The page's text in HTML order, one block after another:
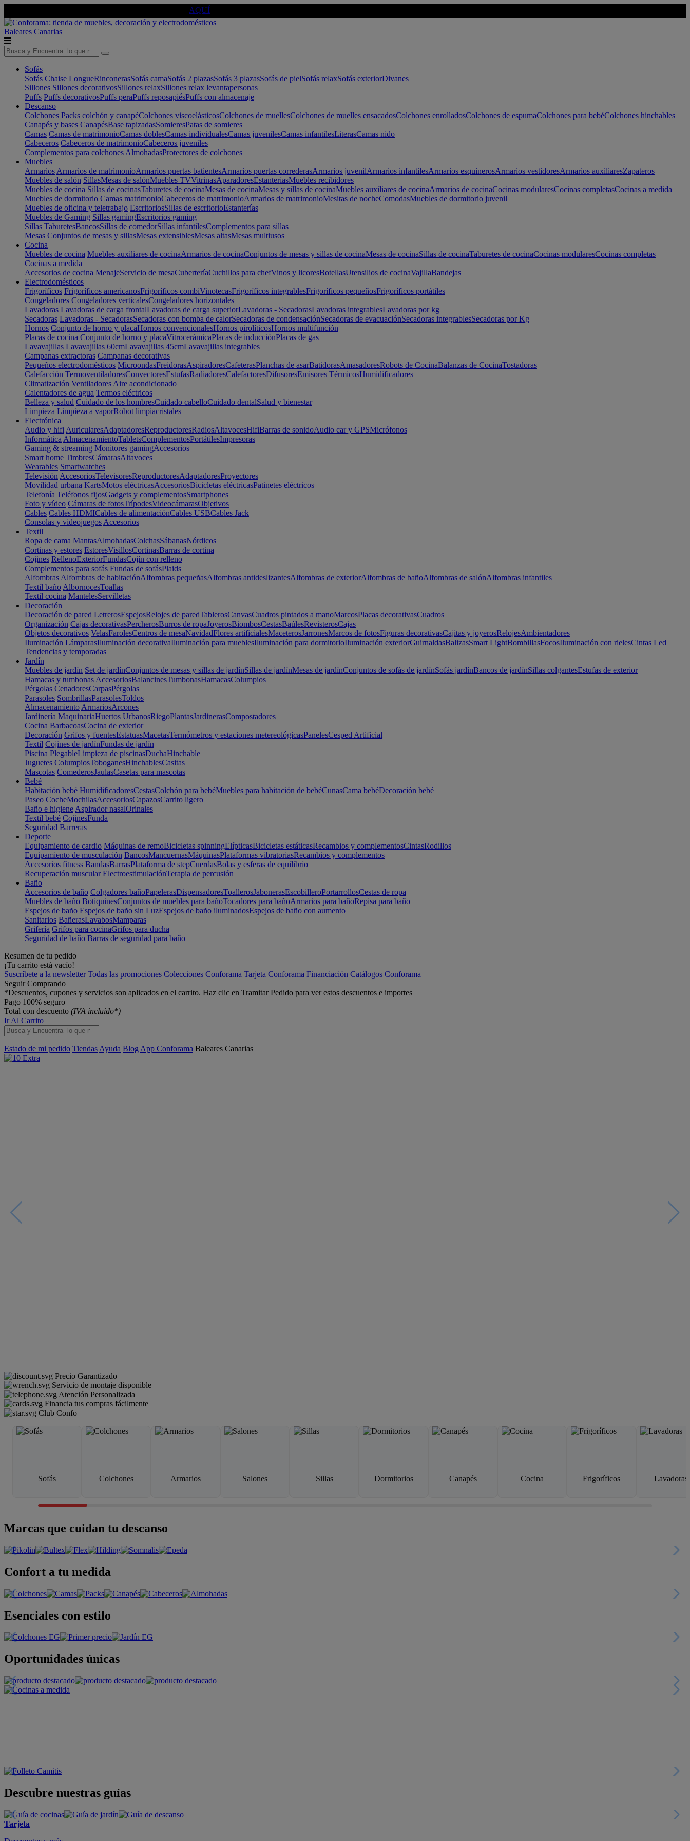
AQUÍ
Baleares Canarias
Sofás
Sofás Chaise LongueRinconerasSofás camaSofás 2 plazasSofás 3 plazasSofás de pielSofás relaxSofás exteriorDivanes
Sillones Sillones decorativosSillones relaxSillones relax levantapersonas
Puffs Puffs decorativosPuffs peraPuffs reposapiésPuffs con almacenaje
Descanso
Colchones Packs colchón y canapéColchones viscoelásticosColchones de muellesColchones de muelles ensacadosColchones enrolladosColchones de espumaColchones para bebéColchones hinchables
Canapés y bases CanapésBase tapizadasSomieresPatas de somieres
Camas Camas de matrimonioCamas doblesCamas individualesCamas juvenilesCamas infantilesLiterasCamas nido
Cabeceros Cabeceros de matrimonioCabeceros juveniles
Complementos para colchones AlmohadasProtectores de colchones
Muebles
Armarios Armarios de matrimonioArmarios puertas batientesArmarios puertas correderasArmarios juvenilArmarios infantilesArmarios esquinerosArmarios vestidoresArmarios auxiliaresZapateros
Muebles de salón SillasMesas de salónMuebles TVVitrinasAparadoresEstanteriasMuebles recibidores
Muebles de cocina Sillas de cocinasTaburetes de cocinaMesas de cocinaMesas y sillas de cocinaMuebles auxiliares de cocinaArmarios de cocinaCocinas modularesCocinas completasCocinas a medida
Muebles de dormitorio Camas matrimonioCabeceros de matrimonioArmarios de matrimonioMesitas de nocheComodasMuebles de dormitorio juvenil
Muebles de oficina y teletrabajo EscritoriosSillas de escritorioEstanterías
Muebles de Gaming Sillas gamingEscritorios gaming
Sillas TaburetesBancosSillas de comedorSillas infantilesComplementos para sillas
Mesas Conjuntos de mesas y sillasMesas extensiblesMesas altasMesas multiusos
Cocina
Muebles de cocina Muebles auxiliares de cocinaArmarios de cocinaConjuntos de mesas y sillas de cocinaMesas de cocinaSillas de cocinaTaburetes de cocinaCocinas modularesCocinas completas
Cocinas a medida
Accesorios de cocina MenajeServicio de mesaCuberteríaCuchillos para chefVinos y licoresBotellasUtensilios de cocinaVajillaBandejas
Electrodomésticos
Frigoríficos Frigoríficos americanosFrigoríficos combiVinotecasFrigoríficos integrablesFrigoríficos pequeñosFrigoríficos portátiles
Congeladores Congeladores verticalesCongeladores horizontales
Lavadoras Lavadoras de carga frontalLavadoras de carga superiorLavadoras - SecadorasLavadoras integrablesLavadoras por kg
Secadoras Lavadoras - SecadorasSecadoras con bomba de calorSecadoras de condensaciónSecadoras de evacuaciónSecadoras integrablesSecadoras por Kg
Hornos Conjunto de horno y placaHornos convencionalesHornos pirolíticosHornos multifunción
Placas de cocina Conjunto de horno y placaVitrocerámicaPlacas de inducciónPlacas de gas
Lavavajillas Lavavajillas 60cmLavavajillas 45cmLavavajillas integrables
Campanas extractoras Campanas decorativas
Pequeños electrodomésticos MicroondasFreidorasAspiradoresCafeterasPlanchas de asarBatidorasAmasadoresRobots de CocinaBalanzas de CocinaTostadoras
Calefacción TermoventiladoresConvectoresEstufasRadiadoresCalefactoresDifusoresEmisores TérmicosHumidificadores
Climatización Ventiladores Aire acondicionado
Calentadores de agua Termos eléctricos
Belleza y salud Cuidado de los hombresCuidado cabelloCuidado dentalSalud y bienestar
Limpieza Limpieza a vaporRobot limpiacristales
Electrónica
Audio y hifi AuricularesAdaptadoresReproductoresRadiosAltavocesHifiBarras de sonidoAudio car y GPSMicrófonos
Informática AlmacenamientoTabletsComplementosPortátilesImpresoras
Gaming & streaming Monitores gamingAccesorios
Smart home TimbresCámarasAltavoces
Wearables Smartwatches
Televisión AccesoriosTelevisoresReproductoresAdaptadoresProyectores
Movilidad urbana KartsMotos eléctricasAccesoriosBicicletas eléctricasPatinetes eléctricos
Telefonía Teléfonos fijosGadgets y complementosSmartphones
Foto y vídeo Cámaras de fotosTrípodesVideocámarasObjetivos
Cables Cables HDMICables de alimentaciónCables USBCables Jack
Consolas y videojuegos Accesorios
Textil
Ropa de cama MantasAlmohadasColchasSábanasNórdicos
Cortinas y estores EstoresVisillosCortinasBarras de cortina
Cojines RellenoExteriorFundasCojín con relleno
Complementos para sofás Fundas de sofásPlaids
Alfombras Alfombras de habitaciónAlfombras pequeñasAlfombras antideslizantesAlfombras de exteriorAlfombras de bañoAlfombras de salónAlfombras infantiles
Textil baño AlbornocesToallas
Textil cocina MantelesServilletas
Decoración
Decoración de pared LetrerosEspejosRelojes de paredTablerosCanvasCuadros pintados a manoMarcosPlacas decorativasCuadros
Organización Cajas decorativasPercherosBurros de ropaJoyerosBiombosCestasBaúlesRevisterosCajas
Objetos decorativos VelasFarolesCentros de mesaNavidadFlores artificialesMaceterosJarronesMarcos de fotosFiguras decorativasCajitas y joyerosRelojesAmbientadores
Iluminación LámparasIluminación decorativaIluminación para mueblesIluminación para dormitorioIluminación exteriorGuirnaldasBalizasSmart LightBombillasFocosIluminación con rielesCintas Led
Tendencias y temporadas
Jardín
Muebles de jardín Set de jardínConjuntos de mesas y sillas de jardínSillas de jardínMesas de jardínConjuntos de sofás de jardínSofás jardínBancos de jardínSillas colgantesEstufas de exterior
Hamacas y tumbonas AccesoriosBalancinesTumbonasHamacasColumpios
Pérgolas CenadoresCarpasPérgolas
Parasoles SombrillasParasolesToldos
Almacenamiento ArmariosArcones
Jardinería MaquinariaHuertos UrbanosRiegoPlantasJardinerasCompostadores
Cocina BarbacoasCocina de exterior
Decoración Grifos y fuentesEstatuasMacetasTermómetros y estaciones metereológicasPanelesCesped Artificial
Textil Cojines de jardínFundas de jardín
Piscina PlegableLimpieza de piscinasDuchaHinchable
Juguetes ColumpiosToboganesHinchablesCasitas
Mascotas ComederosJaulasCasetas para mascotas
Bebé
Habitación bebé HumidificadoresCestasColchón para bebéMuebles para habitación de bebéCunasCama bebéDecoración bebé
Paseo CocheMochilasAccesoriosCapazosCarrito ligero
Baño e higiene Aspirador nasalOrinales
Textil bebé CojinesFunda
Seguridad Barreras
Deporte
Equipamiento de cardio Máquinas de remoBicicletas spinningElípticasBicicletas estáticasRecambios y complementosCintasRodillos
Equipamiento de musculación BancosMancuernasMáquinasPlataformas vibratoriasRecambios y complementos
Accesorios fitness BandasBarrasPlataforma de stepCuerdasBolas y esferas de equilibrio
Recuperación muscular ElectroestimulaciónTerapia de percusión
Baño
Accesorios de baño Colgadores bañoPapelerasDispensadoresToallerosJabonerasEscobilleroPortarrollosCestas de ropa
Muebles de baño BotiquinesConjuntos de muebles para bañoTocadores para bañoArmarios para bañoRepisa para baño
Espejos de baño Espejos de baño sin LuzEspejos de baño iluminadosEspejos de baño con aumento
Sanitarios BañerasLavabosMamparas
Grifería Grifos para cocinaGrifos para ducha
Seguridad de baño Barras de seguridad para baño
Resumen de tu pedido
¡Tu carrito está vacío!
Suscríbete a la newsletter Todas las promociones Colecciones Conforama Tarjeta Conforama Financiación Catálogos Conforama
Seguir Comprando
*Descuentos, cupones y servicios son aplicados en el carrito. Haz clic en Tramitar Pedido para ver estos descuentos e importes
Pago 100% seguro
Total con descuento (IVA incluido*)
Ir Al Carrito
Estado de mi pedido Tiendas Ayuda Blog App Conforama Baleares Canarias
Precio Garantizado
Servicio de montaje disponible
Atención Personalizada
Financia tus compras fácilmente
Club Confo
Sofás Colchones Armarios Salones Sillas Dormitorios Canapés Cocina Frigoríficos Lavadoras
Marcas que cuidan tu descanso
Confort a tu medida
Esenciales con estilo
Oportunidades únicas
Descubre nuestras guías
Tarjeta